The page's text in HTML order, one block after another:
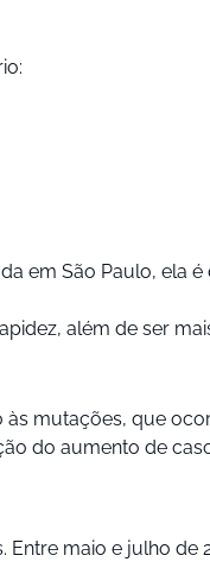
em São Paulo, ela é
além de ser
às mutações, que
do aumento de
maio e julho de